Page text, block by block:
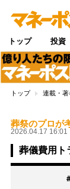
トップ 投資
トップ 連載・著
葬祭のプロが
2026.04.17 16:01
葬儀費用ト